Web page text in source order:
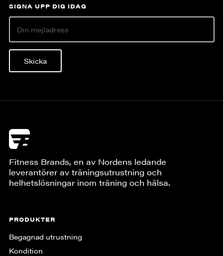
SIGNA UPP DIG IDAG
Skicka
Fitness Brands, en av Nordens ledande
leverantörer av träningsutrustning och
helhetslösningar inom träning och hälsa.
PRODUKTER
Begagnad utrustning
Kondition